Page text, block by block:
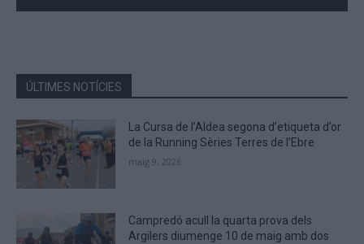
the
the
CAPTCHA
to
verify
that
you
ÚLTIMES NOTÍCIES
La Cursa de l’Aldea segona d’etiqueta d’or
de la Running Sèries Terres de l’Ebre
maig 9, 2026
Campredó acull la quarta prova dels
Argilers diumenge 10 de maig amb dos